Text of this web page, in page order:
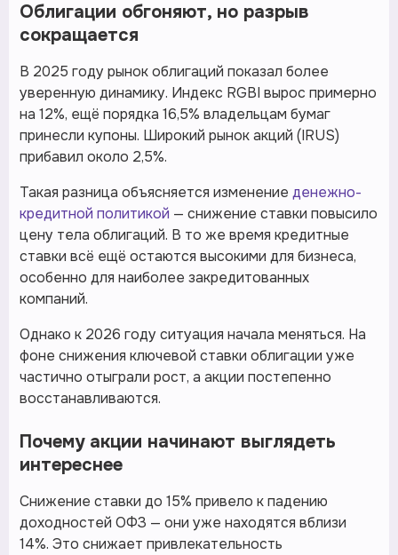
Облигации обгоняют, но разрыв
сокращается
В 2025 году рынок облигаций показал более
уверенную динамику. Индекс RGBI вырос примерно
на 12%, ещё порядка 16,5% владельцам бумаг
принесли купоны. Широкий рынок акций (IRUS)
прибавил около 2,5%.
Такая разница объясняется изменение денежно-
кредитной политикой — снижение ставки повысило
цену тела облигаций. В то же время кредитные
ставки всё ещё остаются высокими для бизнеса,
особенно для наиболее закредитованных
компаний.
Однако к 2026 году ситуация начала меняться. На
фоне снижения ключевой ставки облигации уже
частично отыграли рост, а акции постепенно
восстанавливаются.
Почему акции начинают выглядеть
интереснее
Снижение ставки до 15% привело к падению
доходностей ОФЗ — они уже находятся вблизи
14%. Это снижает привлекательность